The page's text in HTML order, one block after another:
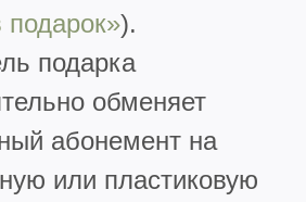
подарок»).
подарка
обменяет
абонемент на
или пластиковую